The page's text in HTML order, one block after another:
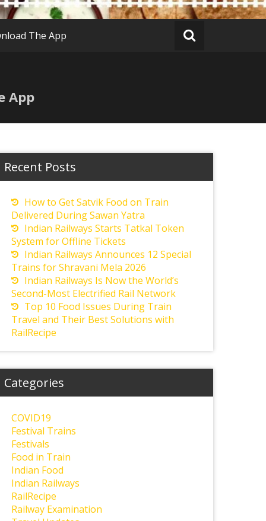
The App
App
Recent Posts
How to Get Satvik Food on Train
Delivered During Sawan Yatra
Indian Railways Starts Tatkal Token
System for Offline Tickets
Indian Railways Announces 12 Special
Trains for Shravani Mela 2026
Indian Railways Is Now the World’s
Second-Most Electrified Rail Network
Top 10 Food Issues During Train
Travel and Their Best Solutions with
RailRecipe
Categories
COVID19
Festival Trains
Festivals
Food in Train
Indian Food
Indian Railways
RailRecipe
Railway Examination